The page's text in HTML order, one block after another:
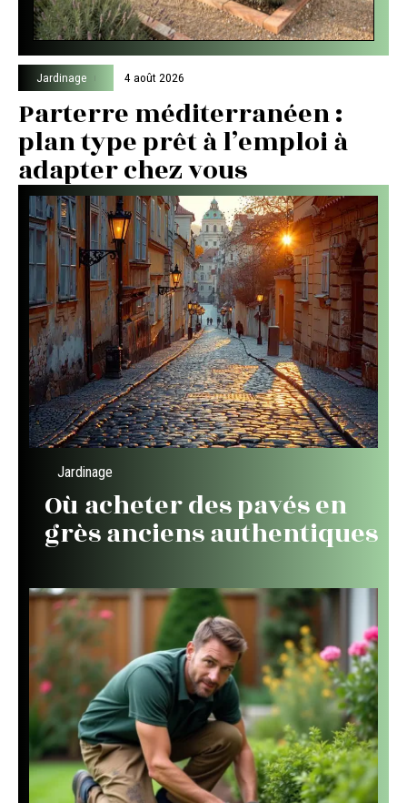
Jardinage 4 août 2026
Parterre méditerranéen :
plan type prêt à l’emploi à
adapter chez vous
Jardinage
Où acheter des pavés en
grès anciens authentiques